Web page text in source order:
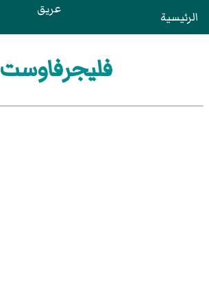
الرئيسية عريق
فليجرفاوست